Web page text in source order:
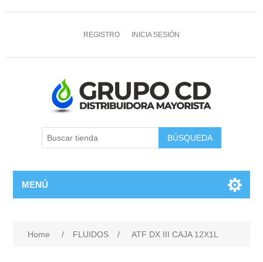
REGISTRO INICIA SESIÓN
MENÚ
Home / FLUIDOS / ATF DX III CAJA 12X1L